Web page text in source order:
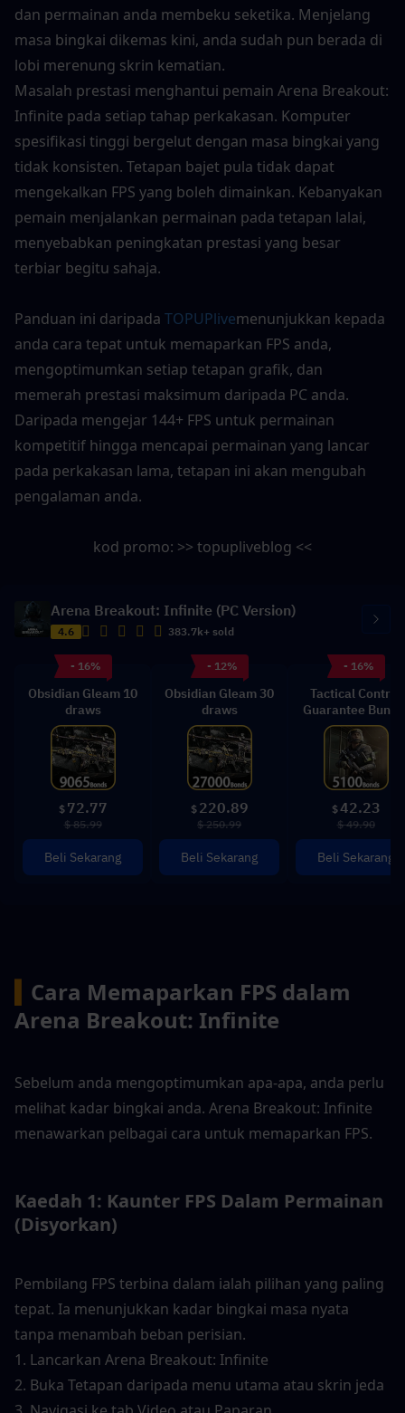
dan permainan anda membeku seketika. Menjelang
masa bingkai dikemas kini, anda sudah pun berada di
lobi merenung skrin kematian.
Masalah prestasi menghantui pemain Arena Breakout:
Infinite pada setiap tahap perkakasan. Komputer
spesifikasi tinggi bergelut dengan masa bingkai yang
tidak konsisten. Tetapan bajet pula tidak dapat
mengekalkan FPS yang boleh dimainkan. Kebanyakan
pemain menjalankan permainan pada tetapan lalai,
menyebabkan peningkatan prestasi yang besar
terbiar begitu sahaja.
Panduan ini daripada TOPUPlivemenunjukkan kepada
anda cara tepat untuk memaparkan FPS anda,
mengoptimumkan setiap tetapan grafik, dan
memerah prestasi maksimum daripada PC anda.
Daripada mengejar 144+ FPS untuk permainan
kompetitif hingga mencapai permainan yang lancar
pada perkakasan lama, tetapan ini akan mengubah
pengalaman anda.
kod promo: >> topupliveblog <<
Arena Breakout: Infinite (PC Version)
4.6 383.7k+ sold
- 16%
Obsidian Gleam 10
draws
$ 72.77
$ 85.99
Beli Sekarang
- 12%
Obsidian Gleam 30
draws
$ 220.89
$ 250.99
Beli Sekarang
- 16%
Tactical Control
Guarantee
$42.23
$ 49.90
Beli Sekarang
Cara Memaparkan FPS dalam
Arena Breakout: Infinite
Sebelum anda mengoptimumkan apa-apa, anda perlu
melihat kadar bingkai anda. Arena Breakout: Infinite
menawarkan pelbagai cara untuk memaparkan FPS.
Kaedah 1: Kaunter FPS Dalam Permainan
(Disyorkan)
Pembilang FPS terbina dalam ialah pilihan yang paling
tepat. Ia menunjukkan kadar bingkai masa nyata
tanpa menambah beban perisian.
1. Lancarkan Arena Breakout: Infinite
2. Buka Tetapan daripada menu utama atau skrin jeda